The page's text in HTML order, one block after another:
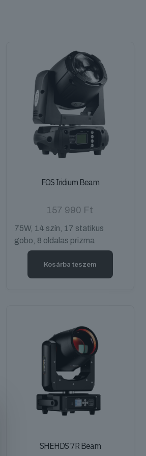
FOS Iridium Beam
157 990 Ft
75W, 14 szín, 17 statikus
gobo, 8 oldalas prizma
Kosárba teszem
SHEHDS 7R Beam